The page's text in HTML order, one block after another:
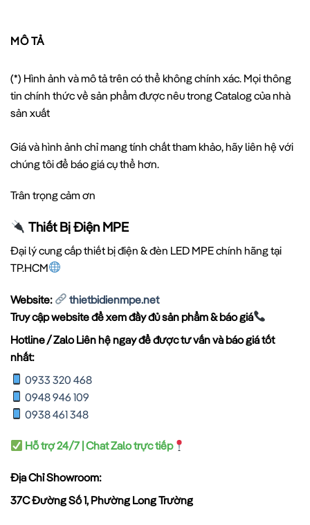
MÔ TẢ
(*) Hình ảnh và mô tả trên có thể không chính xác. Mọi thông
tin chính thức về sản phẩm được nêu trong Catalog của nhà
sản xuất
Giá và hình ảnh chỉ mang tính chất tham khảo, hãy liên hệ với
chúng tôi để báo giá cụ thể hơn.
Trân trọng cảm ơn
Thiết Bị Điện MPE
Đại lý cung cấp thiết bị điện & đèn LED MPE chính hãng tại
TP.HCM
Website:
thietbidienmpe.net
Truy cập website để xem đầy đủ sản phẩm & báo giá
Hotline / Zalo Liên hệ ngay để được tư vấn và báo giá tốt
nhất:
0933 320 468
0948 946 109
0938 461 348
Hỗ trợ 24/7 | Chat Zalo trực tiếp
Địa Chỉ Showroom:
37C Đường Số 1, Phường Long Trường